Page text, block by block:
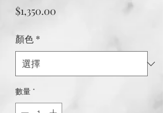
$1,350.00
顏色 *
數量 *